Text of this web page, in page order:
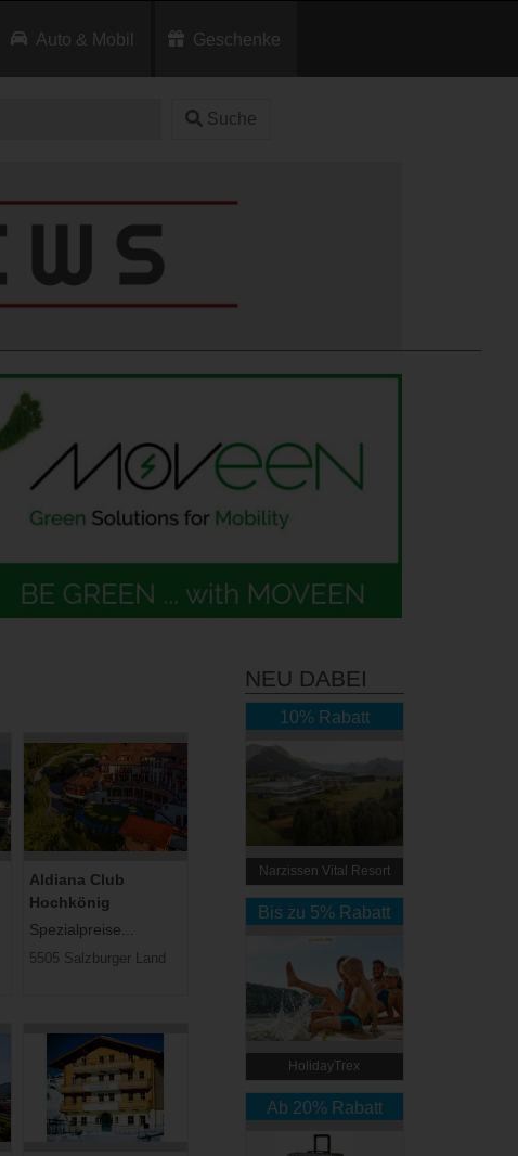
Auto & Mobil Geschenke
Suche
Aldiana Club
Hochkönig
Spezialpreise...
5505 Salzburger Land
NEU DABEI
10% Rabatt
Narzissen Vital Resort
Bis zu 5% Rabatt
HolidayTrex
Ab 20% Rabatt